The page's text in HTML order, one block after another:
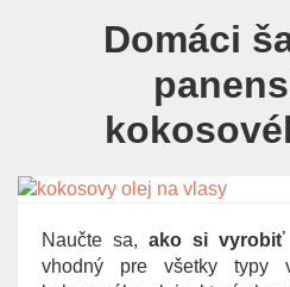
i
Domáci
Naučte sa, ako si vyrobiť
vhodný pre všetky typy